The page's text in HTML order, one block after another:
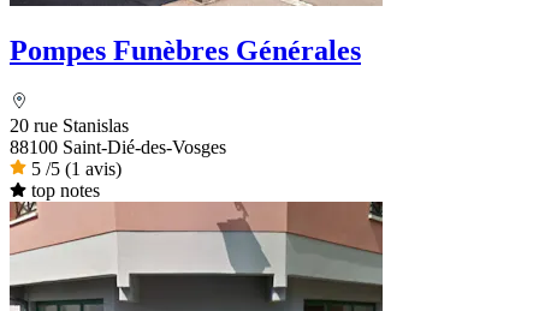
Pompes Funèbres Générales
20 rue Stanislas
88100 Saint-Dié-des-Vosges
5 /5 (1 avis)
top notes